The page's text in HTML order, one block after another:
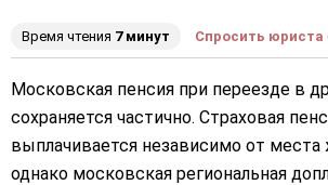
Время чтения 7 минут Спросить юриста
Московская пенсия при переезде в
сохраняется частично. Страховая
выплачивается независимо от места
однако московская региональная